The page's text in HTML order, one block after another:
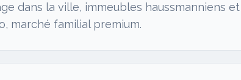
dans la ville, immeubles haussmanniens
marché familial premium.